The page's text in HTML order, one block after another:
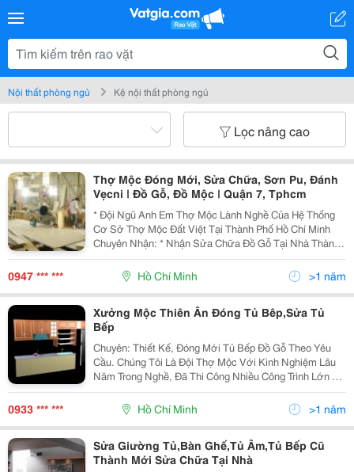
Nội thất phòng ngủ Kệ nội thất phòng ngủ
Lọc nâng cao
Thợ Mộc Đóng Mới, Sửa Chữa, Sơn Pu, Đánh
Vẹcni | Đồ Gỗ, Đồ Mộc | Quận 7, Tphcm
* Đội Ngũ Anh Em Thợ Mộc Lành Nghề Của Hệ Thống
Cơ Sở Thợ Mộc Đất Việt Tại Thành Phố Hồ Chí Minh
Chuyên Nhận: * Nhận Sửa Chữa Đồ Gỗ Tại Nhà Thành
Phố Hồ Chí Minh - Sửa Chữa Cửa Sổ, Cửa Thông
Phòng, Cửa Đi Bị Sập Xệ Khó Đóng Hư Hỏng Cong
Vênh. - Sử
0947 *** *** Hồ Chí Minh >1 năm
Xưởng Mộc Thiên Ân Đóng Tủ Bêp,Sửa Tủ
Bếp
Chuyên: Thiết Kế, Đóng Mới Tủ Bếp Đồ Gỗ Theo Yêu
Cầu. Chúng Tôi Là Đội Thợ Mộc Với Kinh Nghiệm Lâu
Năm Trong Nghề, Đã Thi Công Nhiều Công Trình Lớn Tại
Tphcm, Nhận Sửa Chữa Nội Thất Văn Phòng, Đóng
Mới Đồ Gỗ, Khuôn Cửa Gỗ, Cầu Thang, Sàn Gỗ Thợ
0933 *** *** Hồ Chí Minh >1 năm
Sửa Giường Tủ,Bàn Ghế,Tủ Âm,Tủ Bếp Cũ
Thành Mới Sửa Chữa Tại Nhà